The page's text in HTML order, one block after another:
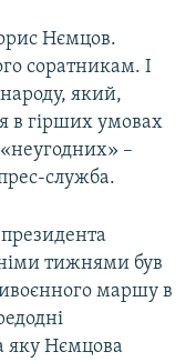
Нємцов.
соратникам. І
який,
в гірших умовах
«неугодних» –
служба.
тижнями був
маршу в
яку Нємцова